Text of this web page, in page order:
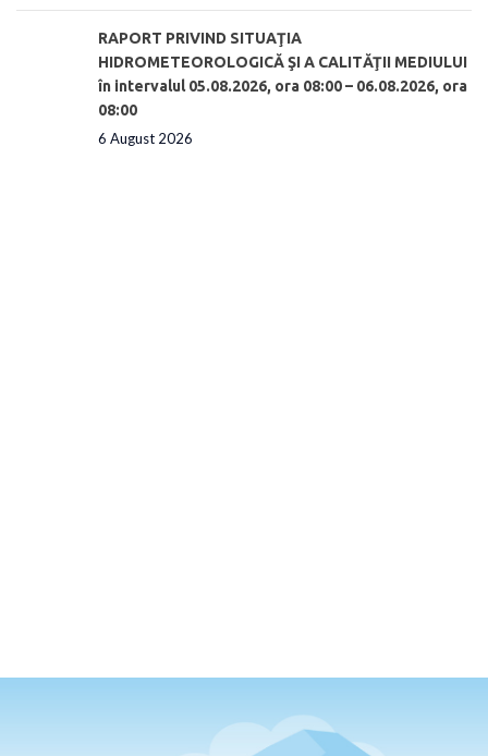
RAPORT PRIVIND SITUAŢIA
HIDROMETEOROLOGICĂ ŞI A CALITĂŢII MEDIULUI
în intervalul 05.08.2026, ora 08:00 – 06.08.2026, ora
08:00
6 August 2026